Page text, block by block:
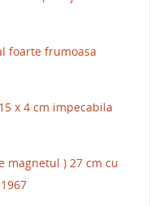
foarte frumoasa
x 4 cm impecabila
magnetul ) 27 cm cu